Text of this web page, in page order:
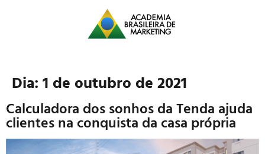
Dia: 1 de outubro de 2021
Calculadora dos sonhos da Tenda ajuda
clientes na conquista da casa própria